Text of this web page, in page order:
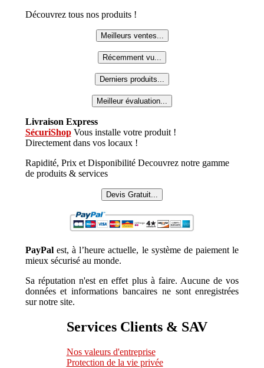
Découvrez tous nos produits !
Meilleurs ventes...
Récemment vu...
Derniers produits...
Meilleur évaluation...
Livraison Express
SécuriShopVous installe votre produit !
Directement dans vos locaux !
Rapidité, Prix et Disponibilité Decouvrez notre gamme
de produits & services
Devis Gratuit...
PayPalest, à l’heure actuelle, le système de paiement le
mieux sécurisé au monde.
Sa réputation n'est en effet plus à faire. Aucune de vos
données et informations bancaires ne sont enregistrées
sur notre site.
Services Clients & SAV
Nos valeurs d'entreprise
Protection de la vie privée